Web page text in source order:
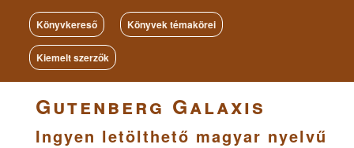
Könyvkereső Könyvek témakörei
Kiemelt szerzők
Gutenberg Galaxis
Ingyen letölthető magyar nyelvű